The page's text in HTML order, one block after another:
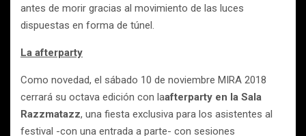
antes de morir gracias al movimiento de las luces
dispuestas en forma de túnel.
La afterparty
Como novedad, el sábado 10 de noviembre MIRA 2018
cerrará su octava edición con laafterparty en la Sala
Razzmatazz, una fiesta exclusiva para los asistentes al
festival -con una entrada a parte- con sesiones